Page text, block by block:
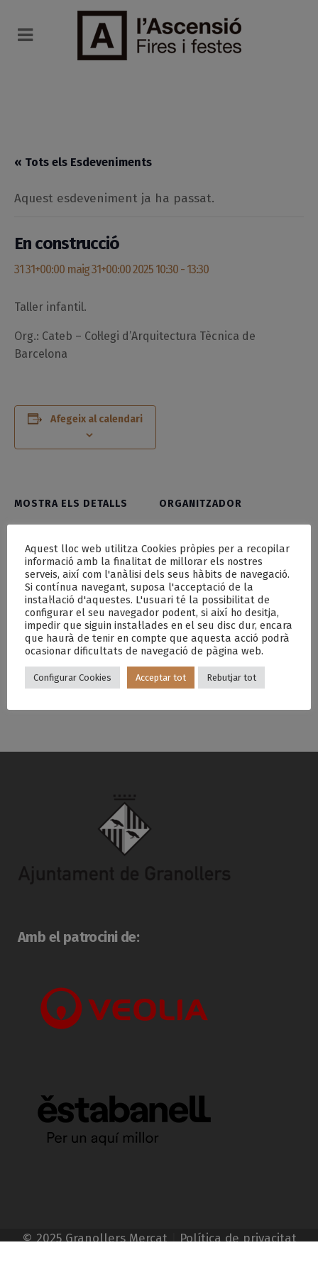
« Tots els Esdeveniments
Aquest esdeveniment ja ha passat.
En construcció
31 31+00:00 maig 31+00:00 2025 10:30 - 13:30
Taller infantil.
Org.: Cateb – Col·legi d’Arquitectura Tècnica de
Barcelona
Afegeix al calendari
MOSTRA ELS DETALLS
31 31+00:00 maig 31+00:00
2025
Hora:
10:30 - 13:30
ORGANITZADOR
Oriental
Amb el patrocini de:
© 2025 Granollers Mercat|Política de privacitat
Aquest lloc web utilitza Cookies pròpies per a recopilar
informació amb la finalitat de millorar els nostres
serveis, així com l'anàlisi dels seus hàbits de navegació.
Si contínua navegant, suposa l'acceptació de la
instal·lació d'aquestes. L'usuari té la possibilitat de
configurar el seu navegador podent, si així ho desitja,
impedir que siguin instal·lades en el seu disc dur, encara
que haurà de tenir en compte que aquesta acció podrà
ocasionar dificultats de navegació de pàgina web.
Configurar Cookies Acceptar tot Rebutjar tot